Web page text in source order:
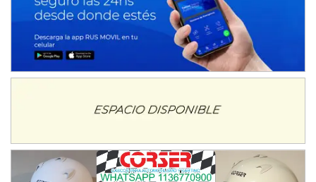
IAME SERIES ARGENTINA 6
Ramiro Tot (Asfalto)
Baradero (Buenos Aires)
KDO - F6
Villaguay (Entre Ríos)
VICTORIENSE - F7